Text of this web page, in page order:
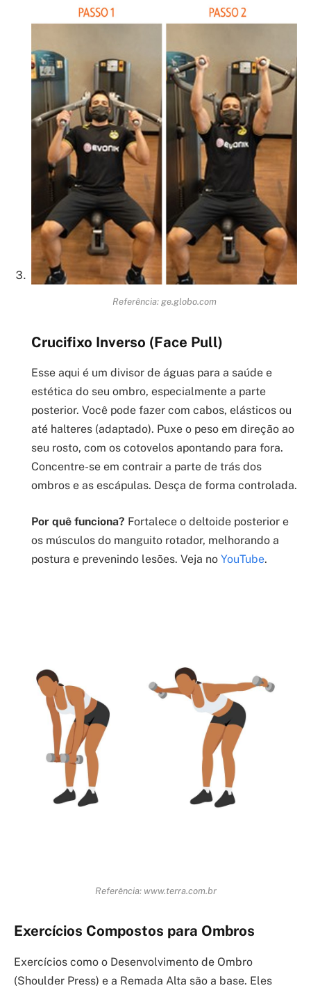
Referência: ge.globo.com
Crucifixo Inverso (Face Pull)
Esse aqui é um divisor de águas para a saúde e
estética do seu ombro, especialmente a parte
posterior. Você pode fazer com cabos, elásticos ou
até halteres (adaptado). Puxe o peso em direção ao
seu rosto, com os cotovelos apontando para fora.
Concentre-se em contrair a parte de trás dos
ombros e as escápulas. Desça de forma controlada.
Por quê funciona? Fortalece o deltoide posterior e
os músculos do manguito rotador, melhorando a
postura e prevenindo lesões. Veja no YouTube.
Referência: www.terra.com.br
Exercícios Compostos para Ombros
Exercícios como o Desenvolvimento de Ombro
(Shoulder Press) e a Remada Alta são a base. Eles